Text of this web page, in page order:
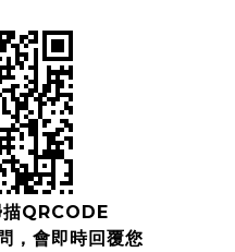
描QRCODE
，會即時回覆您